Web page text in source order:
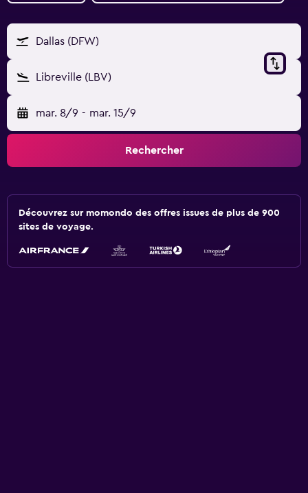
Dallas (DFW)
Libreville (LBV)
mar. 8/9 - mar. 15/9
Rechercher
Découvrez sur momondo des offres issues de plus de 900
sites de voyage.